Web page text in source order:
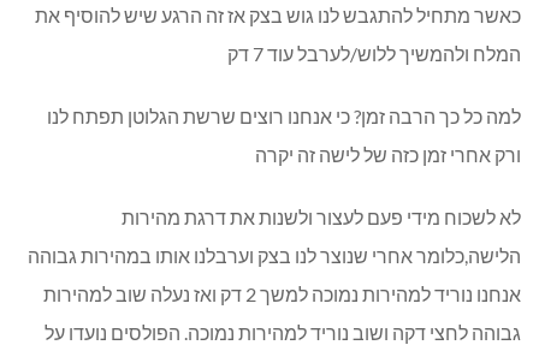
כאשר מתחיל להתגבש לנו גוש בצק אז זה הרגע שיש להוסיף את
המלח ולהמשיך ללוש/לערבל עוד 7 דק
למה כל כך הרבה זמן? כי אנחנו רוצים שרשת הגלוטן תפתח לנו
ורק אחרי זמן כזה של לישה זה יקרה
לא לשכוח מידי פעם לעצור ולשנות את דרגת מהירות
הלישה,כלומר אחרי שנוצר לנו בצק וערבלנו אותו במהירות גבוהה
אנחנו נוריד למהירות נמוכה למשך 2 דק ואז נעלה שוב למהירות
גבוהה לחצי דקה ושוב נוריד למהירות נמוכה. הפולסים נועדו על